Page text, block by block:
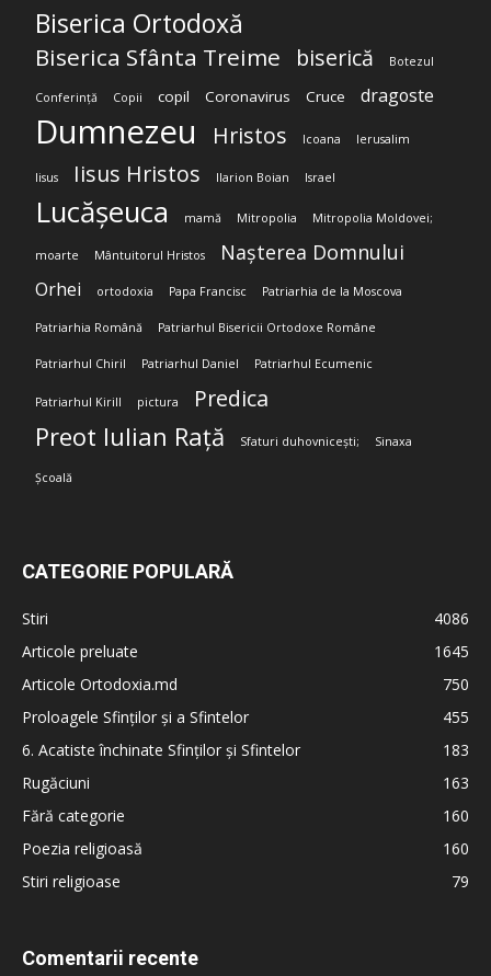
Biserica Ortodoxă
Biserica Sfânta Treime biserică Botezul
Conferință Copii copil Coronavirus Cruce dragoste
Dumnezeu Hristos Icoana Ierusalim
Iisus Iisus Hristos Ilarion Boian Israel
Lucășeuca mamă Mitropolia Mitropolia Moldovei;
moarte Mântuitorul Hristos Nașterea Domnului
Orhei ortodoxia Papa Francisc Patriarhia de la Moscova
Patriarhia Română Patriarhul Bisericii Ortodoxe Române
Patriarhul Chiril Patriarhul Daniel Patriarhul Ecumenic
Patriarhul Kirill pictura Predica
Preot Iulian Rață Sfaturi duhovnicești; Sinaxa
Școală
CATEGORIE POPULARĂ
Stiri
4086
Articole preluate
1645
Articole Ortodoxia.md
750
Proloagele Sfinților și a Sfintelor
455
6. Acatiste închinate Sfinților și Sfintelor
183
Rugăciuni
163
Fără categorie
160
Poezia religioasă
160
Stiri religioase
79
Comentarii recente